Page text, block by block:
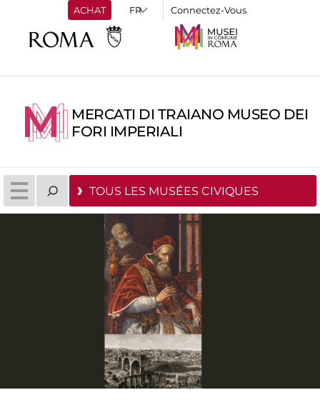
ACHAT Connectez-Vous
MERCATI DI TRAIANO MUSEO DEI
FORI IMPERIALI
TOUS LES MUSÉES CIVIQUES